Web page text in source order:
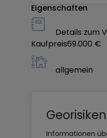
Eigenschaften
Details zum
Kaufpreis69.000 €
allgemein
Georisiken
Informationen